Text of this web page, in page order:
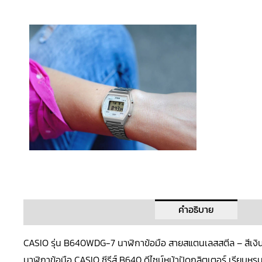
คำอธิบาย
CASIO รุ่น B640WDG-7 นาฬิกาข้อมือ สายสแตนเลสสตีล – สีเงิ